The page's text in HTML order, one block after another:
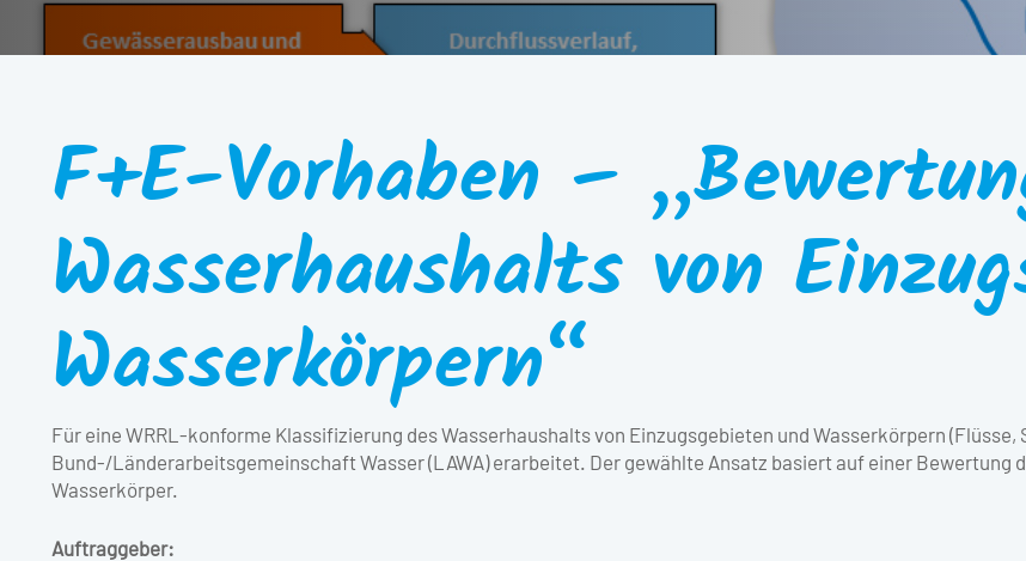
F+E-Vorhaben –
Wasserhaushalts von
Wasserkörpern“
Für eine WRRL-konforme Klassifizierung des Wasserhaushalts von Einzugsgebieten und Wasserkörpern
Bund-/Länderarbeitsgemeinschaft Wasser (LAWA) erarbeitet. Der gewählte Ansatz basiert auf einer Bewertung
Wasserkörper.
Auftraggeber: